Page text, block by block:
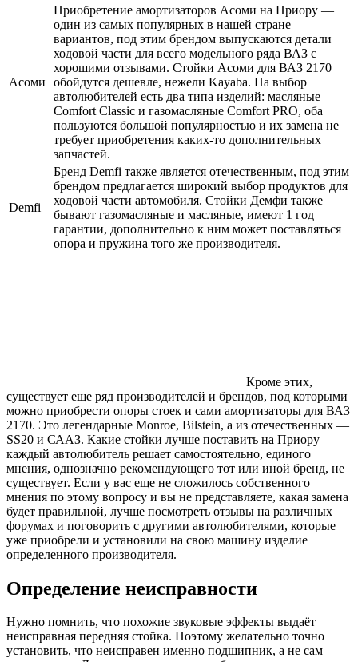
Асоми
Приобретение амортизаторов Асоми на Приору —
один из самых популярных в нашей стране
вариантов, под этим брендом выпускаются детали
ходовой части для всего модельного ряда ВАЗ с
хорошими отзывами. Стойки Асоми для ВАЗ 2170
обойдутся дешевле, нежели Kayaba. На выбор
автолюбителей есть два типа изделий: масляные
Comfort Classic и газомасляные Comfort PRO, оба
пользуются большой популярностью и их замена не
требует приобретения каких-то дополнительных
запчастей.
Demfi
Бренд Demfi также является отечественным, под этим
брендом предлагается широкий выбор продуктов для
ходовой части автомобиля. Стойки Демфи также
бывают газомасляные и масляные, имеют 1 год
гарантии, дополнительно к ним может поставляться
опора и пружина того же производителя.
Кроме этих,
существует еще ряд производителей и брендов, под которыми
можно приобрести опоры стоек и сами амортизаторы для ВАЗ
2170. Это легендарные Monroe, Bilstein, а из отечественных —
SS20 и СААЗ. Какие стойки лучше поставить на Приору —
каждый автолюбитель решает самостоятельно, единого
мнения, однозначно рекомендующего тот или иной бренд, не
существует. Если у вас еще не сложилось собственного
мнения по этому вопросу и вы не представляете, какая замена
будет правильной, лучше посмотреть отзывы на различных
форумах и поговорить с другими автолюбителями, которые
уже приобрели и установили на свою машину изделие
определенного производителя.
Определение неисправности
Нужно помнить, что похожие звуковые эффекты выдаёт
неисправная передняя стойка. Поэтому желательно точно
установить, что неисправен именно подшипник, а не сам